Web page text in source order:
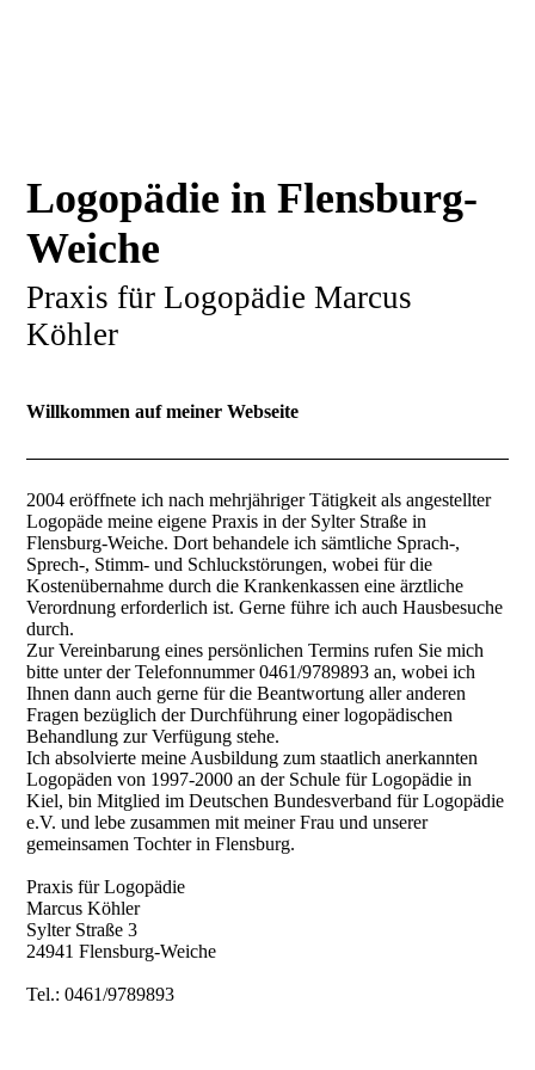
Logopädie in Flensburg-
Weiche
Praxis für Logopädie Marcus
Köhler
Willkommen auf meiner Webseite
2004 eröffnete ich nach mehrjähriger Tätigkeit als angestellter
Logopäde meine eigene Praxis in der Sylter Straße in
Flensburg-Weiche. Dort behandele ich sämtliche Sprach-,
Sprech-, Stimm- und Schluckstörungen, wobei für die
Kostenübernahme durch die Krankenkassen eine ärztliche
Verordnung erforderlich ist. Gerne führe ich auch Hausbesuche
durch.
Zur Vereinbarung eines persönlichen Termins rufen Sie mich
bitte unter der Telefonnummer 0461/9789893 an, wobei ich
Ihnen dann auch gerne für die Beantwortung aller anderen
Fragen bezüglich der Durchführung einer logopädischen
Behandlung zur Verfügung stehe.
Ich absolvierte meine Ausbildung zum staatlich anerkannten
Logopäden von 1997-2000 an der Schule für Logopädie in
Kiel, bin Mitglied im Deutschen Bundesverband für Logopädie
e.V. und lebe zusammen mit meiner Frau und unserer
gemeinsamen Tochter in Flensburg.
Praxis für Logopädie
Marcus Köhler
Sylter Straße 3
24941 Flensburg-Weiche
Tel.: 0461/9789893